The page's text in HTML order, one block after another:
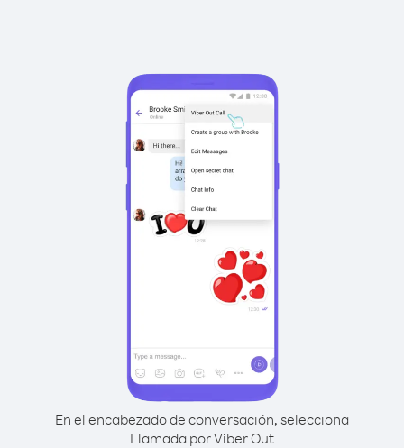
En el encabezado de conversación, selecciona
Llamada por Viber Out